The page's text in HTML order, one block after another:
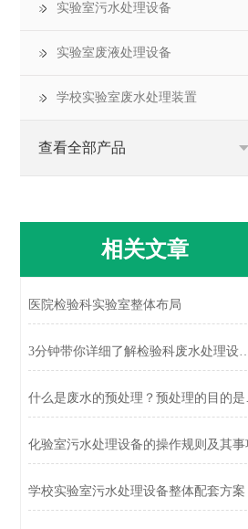
实验室污水处理设备
实验室废液处理设备
学校实验室废水处理装置
查看全部产品
相关文章
医院检验科实验室整体布局
3分钟带你详细了解检验科废水处
什么
化验室污水处理设备的操作规则及其事
学校实验室污水处理设备整体配套方案